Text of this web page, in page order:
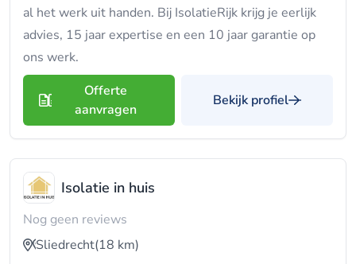
al het werk uit handen. Bij IsolatieRijk krijg je eerlijk
advies, 15 jaar expertise en een 10 jaar garantie op
ons werk.
Offerte
aanvragen
Bekijk profiel
Isolatie in huis
Nog geen reviews
Sliedrecht(18 km)